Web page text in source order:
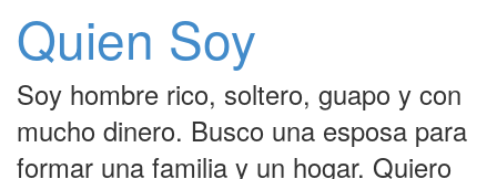
Quien Soy
Soy hombre rico, soltero, guapo y con
mucho dinero. Busco una esposa para
formar una familia y un hogar. Quiero